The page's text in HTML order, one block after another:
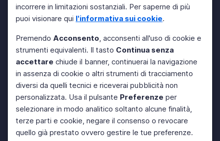
incorrere in limitazioni sostanziali. Per saperne di più
puoi visionare qui l'informativa sui cookie.
Premendo Acconsento, acconsenti all'uso di cookie e
strumenti equivalenti. Il tasto Continua senza
accettare chiude il banner, continuerai la navigazione
in assenza di cookie o altri strumenti di tracciamento
diversi da quelli tecnici e riceverai pubblicità non
personalizzata. Usa il pulsante Preferenze per
selezionare in modo analitico soltanto alcune finalità,
terze parti e cookie, negare il consenso o revocare
quello già prestato ovvero gestire le tue preferenze.